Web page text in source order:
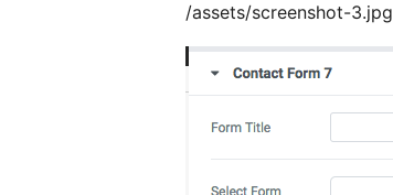
/assets/screenshot-3.jpg